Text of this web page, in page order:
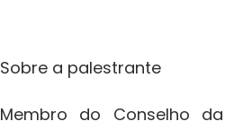
Sobre a palestrante
Membro do Conselho